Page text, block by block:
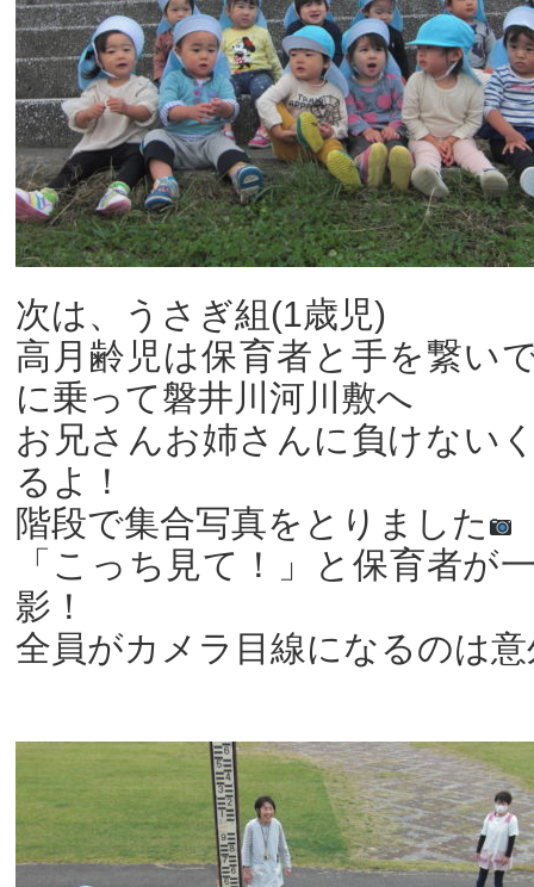
次は、うさぎ組(1歳児)
高月齢児は保育者と手を繋い
に乗って磐井川河川敷へ
お兄さんお姉さんに負けない
るよ！
階段で集合写真をとりました
「こっち見て！」と保育者が
影！
全員がカメラ目線になるのは